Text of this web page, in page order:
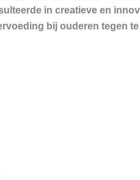
in creatieve en
bij ouderen tegen